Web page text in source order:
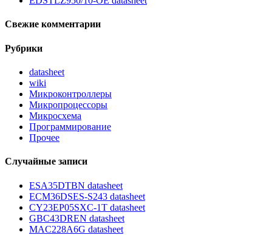
Свежие комментарии
Рубрики
datasheet
wiki
Микроконтроллеры
Микропроцессоры
Микросхема
Программирование
Прочее
Случайные записи
ESA35DTBN datasheet
ECM36DSES-S243 datasheet
CY23EP05SXC-1T datasheet
GBC43DREN datasheet
MAC228A6G datasheet